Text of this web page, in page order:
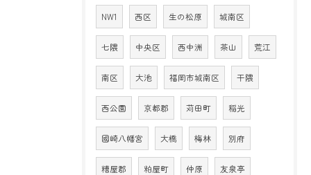
NW1 西区 生の松原 城南区
七隈 中央区 西中洲 茶山 荒江
南区 大池 福岡市城南区 干隈
西公園 京都郡 苅田町 稲光
國崎八幡宮 大橋 梅林 別府
糟屋郡 粕屋町 仲原 友泉亭